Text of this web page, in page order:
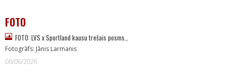
FOTO
FOTO: LVS x Sportland kausu trešais posms…
Fotogrāfs: Jānis Larmanis
08/06/2026